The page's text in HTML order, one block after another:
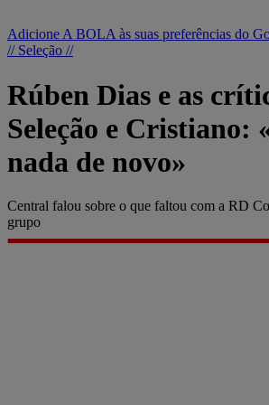
Adicione A BOLA às suas preferências do
// Seleção //
Rúben Dias e as
Seleção e Cristiano:
nada de novo»
Central falou sobre o que faltou com a RD
grupo